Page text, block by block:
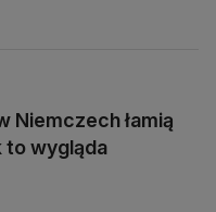
Niemczech łamią
to wygląda